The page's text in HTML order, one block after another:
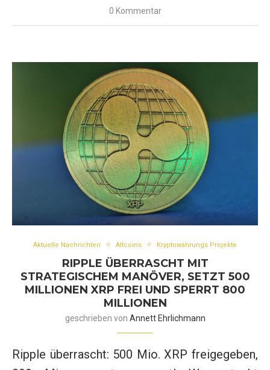
0 Kommentar
Aktuelle Nachrichten Altcoins Kryptowährungs Projekte
RIPPLE ÜBERRASCHT MIT
STRATEGISCHEM MANÖVER, SETZT 500
MILLIONEN XRP FREI UND SPERRT 800
MILLIONEN
geschrieben von Annett Ehrlichmann
Ripple überrascht: 500 Mio. XRP freigegeben,